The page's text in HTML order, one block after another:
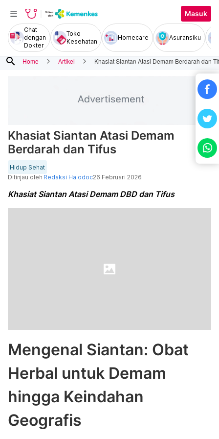
Masuk
Chat
dengan
Dokter
Toko
Kesehatan
Homecare Asuransiku
search Home Artikel Khasiat Siantan Atasi Demam Berdarah dan
Khasiat Siantan Atasi Demam
Berdarah dan Tifus
Hidup Sehat
Ditinjau oleh Redaksi Halodoc26 Februari 2026
Khasiat Siantan Atasi Demam DBD dan Tifus
Mengenal Siantan: Obat
Herbal untuk Demam
hingga Keindahan
Geografis